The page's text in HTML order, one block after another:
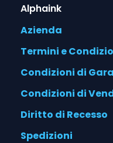
Alphaink
Azienda
Termini e
Condizioni di
Condizioni di
Diritto di Recesso
Spedizioni